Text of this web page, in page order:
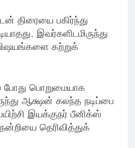
திரையை பகிர்ந்து
இவர்களிடமிருந்து
விஷயங்களை கற்றுக்
போது பொறுமையாக
ஆக்ஷன் கலந்த நடிப்பை
இயக்குநர் பீனிக்ஸ்
தெரிவித்துக்